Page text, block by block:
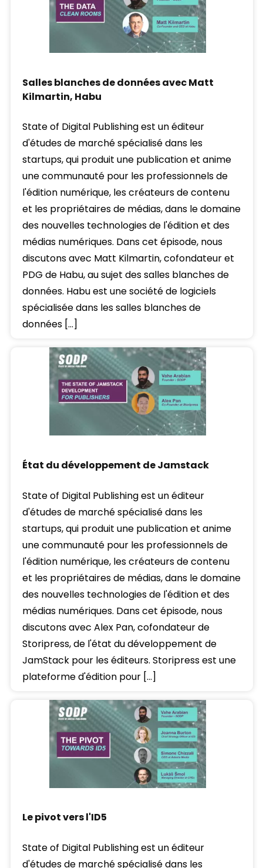
Salles blanches de données avec Matt
Kilmartin, Habu
State of Digital Publishing est un éditeur
d'études de marché spécialisé dans les
startups, qui produit une publication et anime
une communauté pour les professionnels de
l'édition numérique, les créateurs de contenu
et les propriétaires de médias, dans le domaine
des nouvelles technologies de l'édition et des
médias numériques. Dans cet épisode, nous
discutons avec Matt Kilmartin, cofondateur et
PDG de Habu, au sujet des salles blanches de
données. Habu est une société de logiciels
spécialisée dans les salles blanches de
données […]
État du développement de Jamstack
State of Digital Publishing est un éditeur
d'études de marché spécialisé dans les
startups, qui produit une publication et anime
une communauté pour les professionnels de
l'édition numérique, les créateurs de contenu
et les propriétaires de médias, dans le domaine
des nouvelles technologies de l'édition et des
médias numériques. Dans cet épisode, nous
discutons avec Alex Pan, cofondateur de
Storipress, de l'état du développement de
JamStack pour les éditeurs. Storipress est une
plateforme d'édition pour […]
Le pivot vers l'ID5
State of Digital Publishing est un éditeur
d'études de marché spécialisé dans les